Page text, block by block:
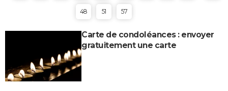
48 51 57
Carte de condoléances : envoyer
gratuitement une carte